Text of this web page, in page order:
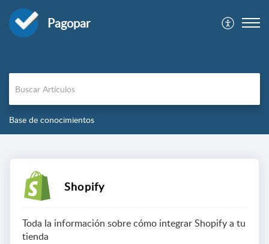
Pagopar
Base de conocimientos
Shopify
Toda la información sobre cómo integrar Shopify a tu
tienda